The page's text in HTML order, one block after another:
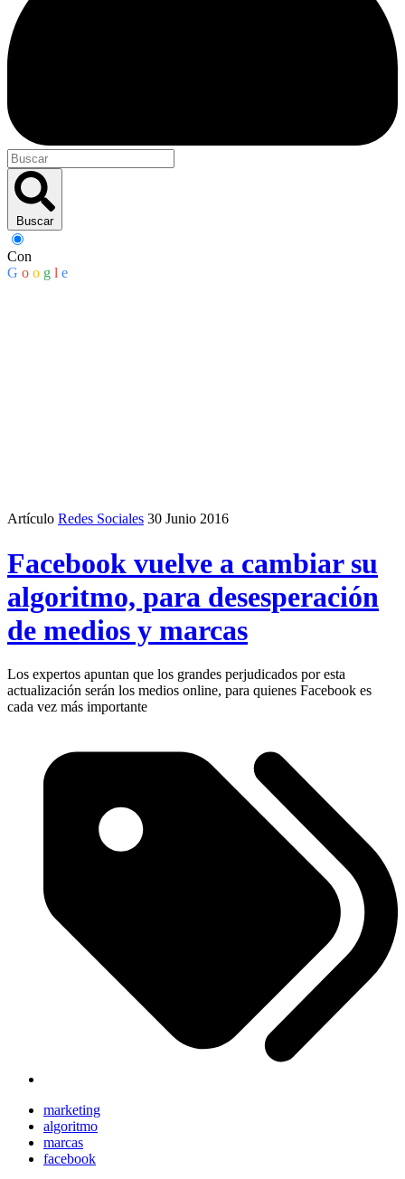
Buscar
Con
G o o g l e
Artículo Redes Sociales 30 Junio 2016
Facebook vuelve a cambiar su
algoritmo, para desesperación
de medios y marcas
Los expertos apuntan que los grandes perjudicados por esta
actualización serán los medios online, para quienes Facebook es
cada vez más importante
marketing
algoritmo
marcas
facebook